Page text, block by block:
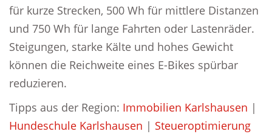
für kurze Strecken, 500 Wh für mittlere Distanzen
und 750 Wh für lange Fahrten oder Lastenräder.
Steigungen, starke Kälte und hohes Gewicht
können die Reichweite eines E-Bikes spürbar
reduzieren.
Tipps aus der Region: Immobilien Karlshausen |
Hundeschule Karlshausen | Steueroptimierung